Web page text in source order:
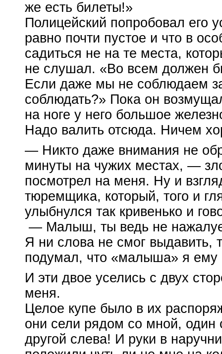
же есть билеты!»
Полицейский попробовал его
равно почти пустое и что в
садиться не на те места,
не слушал. «Во всем должен
Если даже мы не соблюдаем
соблюдать?» Пока он
на ноге у него большое
Надо валить отсюда. Ничем
— Никто даже внимания не
минуты на чужих местах, —
посмотрел на меня. Ну и
тюремщика, который, того и
улыбнулся так кривенько и
— Малыш, ты ведь не
Я ни слова не смог выдавить,
подумал, что «малыша» я ему
И эти двое уселись с двух
меня.
Целое купе было в их
они сели рядом со мной, один
другой слева! И руки в